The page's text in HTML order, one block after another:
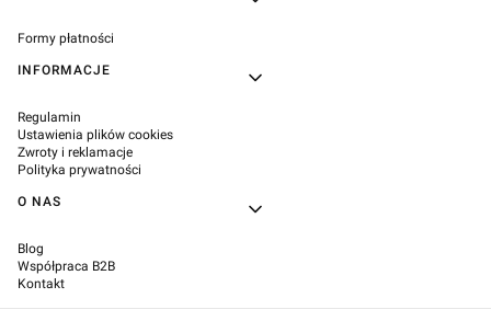
Formy płatności
INFORMACJE
Regulamin
Ustawienia plików cookies
Zwroty i reklamacje
Polityka prywatności
O NAS
Blog
Współpraca B2B
Kontakt